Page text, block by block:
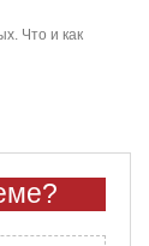
Что и как